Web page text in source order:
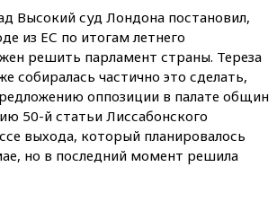
Высокий суд Лондона постановил,
из ЕС по итогам летнего
решить парламент страны. Тереза
собиралась частично это сделать,
оппозиции в палате общин
50-й статьи Лиссабонского
выхода, который планировалось
но в последний момент решила